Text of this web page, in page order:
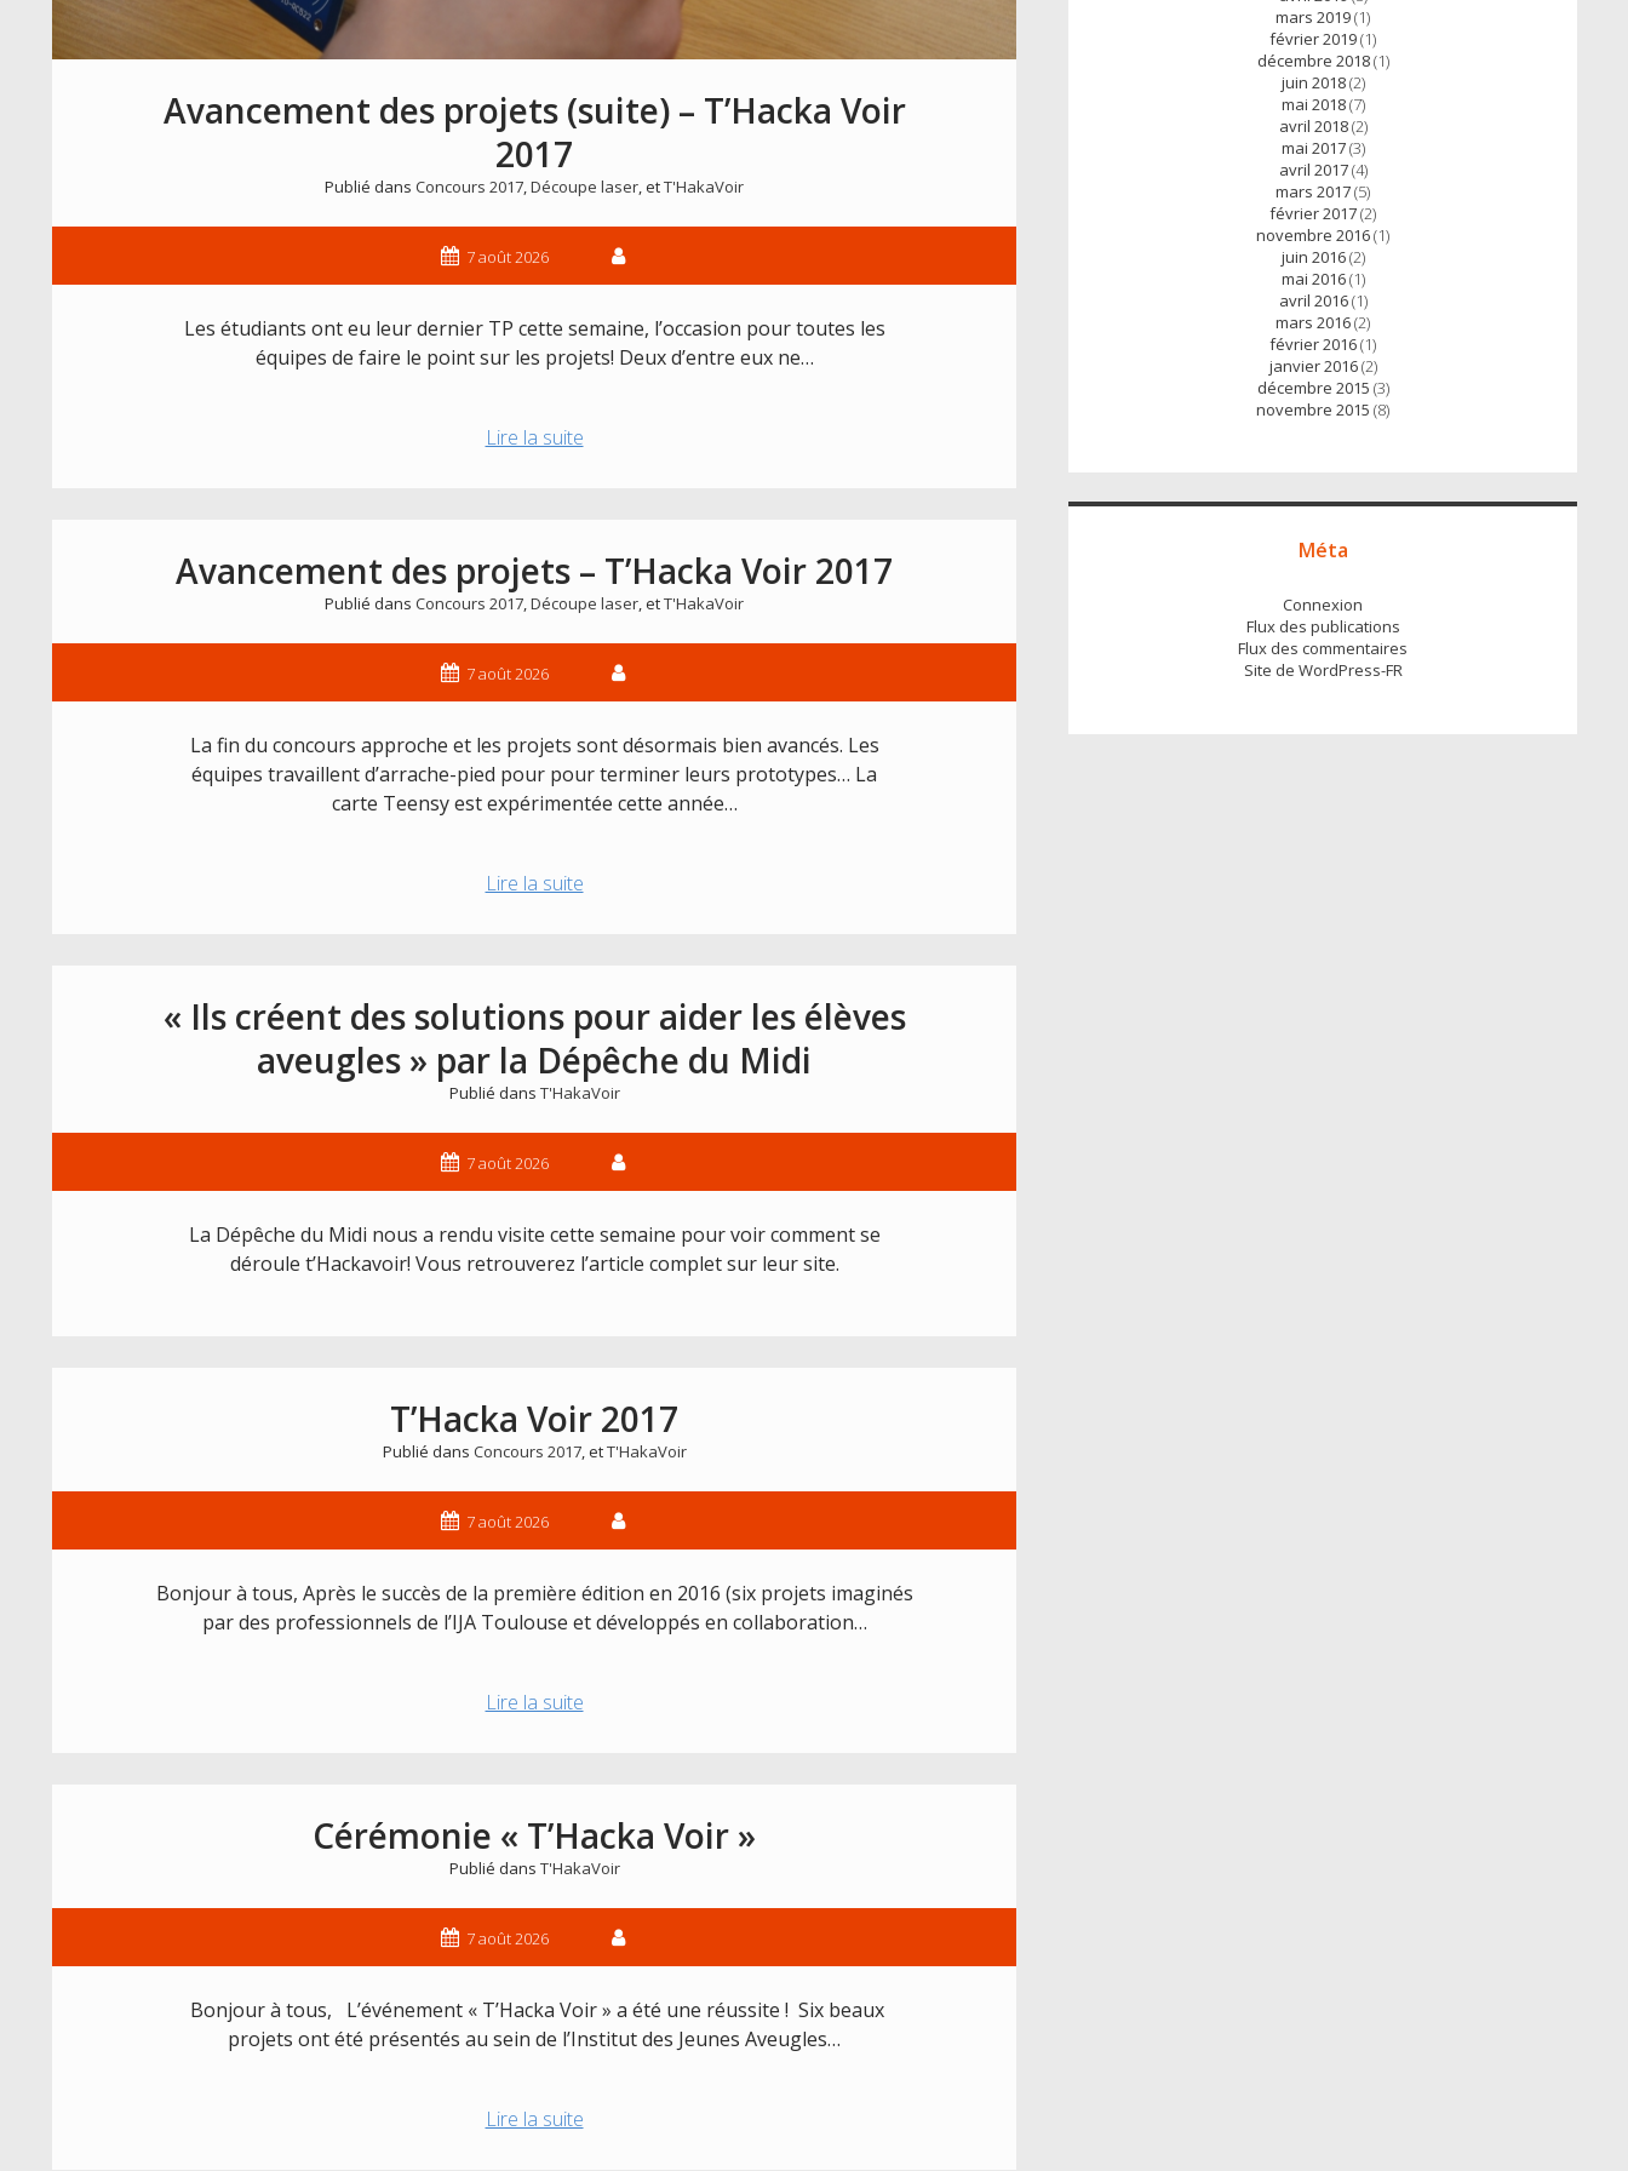
Avancement des projets (suite) – T’Hacka Voir
2017
Publié dans Concours 2017,Découpe laser, etT'HakaVoir
7 août 2026
Les étudiants ont eu leur dernier TP cette semaine, l’occasion pour toutes les
équipes de faire le point sur les projets! Deux d’entre eux ne…
Lire la suiteAvancement
T’Hacka
Voir
2017
Avancement des projets – T’Hacka Voir 2017
Publié dans Concours 2017,Découpe laser, etT'HakaVoir
7 août 2026
La fin du concours approche et les projets sont désormais bien avancés. Les
équipes travaillent d’arrache-pied pour pour terminer leurs prototypes… La
carte Teensy est expérimentée cette année…
Lire la suiteAvancement
Voir
2017
« Ils créent des solutions pour aider les élèves
aveugles » par la Dépêche du Midi
Publié dans T'HakaVoir
7 août 2026
La Dépêche du Midi nous a rendu visite cette semaine pour voir comment se
déroule t’Hackavoir! Vous retrouverez l’article complet sur leur site.
T’Hacka Voir 2017
Publié dans Concours 2017, etT'HakaVoir
7 août 2026
Bonjour à tous, Après le succès de la première édition en 2016 (six projets imaginés
par des professionnels de l’IJA Toulouse et développés en collaboration…
Lire la suiteT’Hacka
Cérémonie « T’Hacka Voir »
Publié dans T'HakaVoir
7 août 2026
Bonjour à tous, L’événement « T’Hacka Voir » a été une réussite ! Six beaux
projets ont été présentés au sein de l’Institut des Jeunes Aveugles…
Lire la suiteCérémonie
mars 2019(1)
février 2019(1)
décembre 2018(1)
juin 2018(2)
mai 2018(7)
avril 2018(2)
mai 2017(3)
avril 2017(4)
mars 2017(5)
février 2017(2)
novembre 2016(1)
juin 2016(2)
mai 2016(1)
avril 2016(1)
mars 2016(2)
février 2016(1)
janvier 2016(2)
décembre 2015 (3)
novembre 2015 (8)
Méta
Connexion
Flux des publications
Flux des commentaires
Site de WordPress-FR